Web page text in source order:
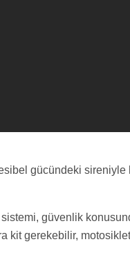
gücündeki sireniyle
güvenlik
kit gerekebilir,